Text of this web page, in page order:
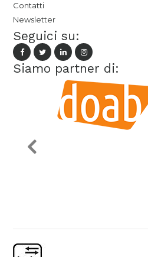
Contatti
Newsletter
Seguici su:
Siamo partner di: